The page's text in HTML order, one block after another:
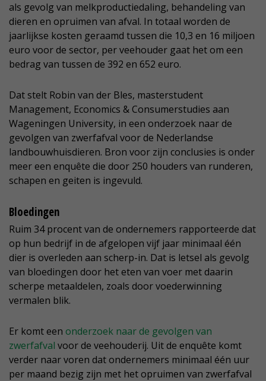
als gevolg van melkproductiedaling, behandeling van
dieren en opruimen van afval. In totaal worden de
jaarlijkse kosten geraamd tussen die 10,3 en 16 miljoen
euro voor de sector, per veehouder gaat het om een
bedrag van tussen de 392 en 652 euro.
Dat stelt Robin van der Bles, masterstudent
Management, Economics & Consumerstudies aan
Wageningen University, in een onderzoek naar de
gevolgen van zwerfafval voor de Nederlandse
landbouwhuisdieren. Bron voor zijn conclusies is onder
meer een enquête die door 250 houders van runderen,
schapen en geiten is ingevuld.
Bloedingen
Ruim 34 procent van de ondernemers rapporteerde dat
op hun bedrijf in de afgelopen vijf jaar minimaal één
dier is overleden aan scherp-in. Dat is letsel als gevolg
van bloedingen door het eten van voer met daarin
scherpe metaaldelen, zoals door voederwinning
vermalen blik.
Er komt een onderzoek naar de gevolgen van
zwerfafval voor de veehouderij. Uit de enquête komt
verder naar voren dat ondernemers minimaal één uur
per maand bezig zijn met het opruimen van zwerfafval